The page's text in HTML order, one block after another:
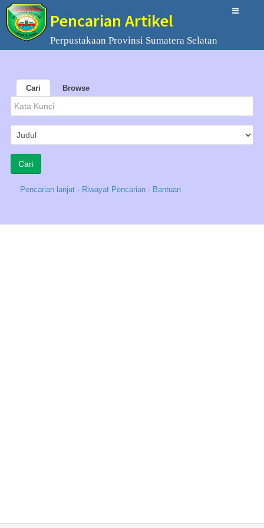
Pencarian Artikel
Perpustakaan Provinsi Sumatera Selatan
Cari Browse
Pencarian lanjut - Riwayat Pencarian - Bantuan